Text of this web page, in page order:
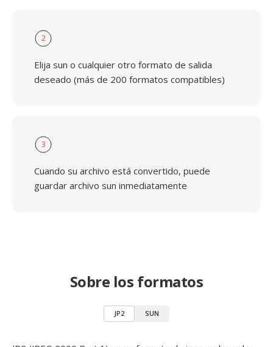
2
Elija sun o cualquier otro formato de salida
deseado (más de 200 formatos compatibles)
3
Cuando su archivo está convertido, puede
guardar archivo sun inmediatamente
Sobre los formatos
JP2 SUN